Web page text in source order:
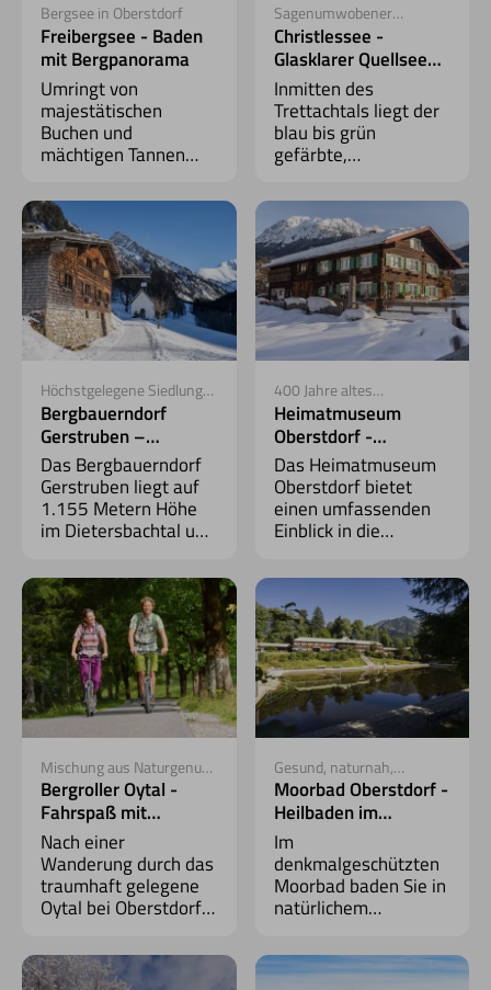
Bergsee in Oberstdorf
Freibergsee - Baden
mit Bergpanorama
Umringt von
majestätischen
Buchen und
mächtigen Tannen
direkt an der
Skiflugschanze
Oberstdorf.
Sagenumwobener
Gebirgssee
Christlessee -
Glasklarer Quellsee
im Trettachtal
Inmitten des
Trettachtals liegt der
blau bis grün
gefärbte,
sagenumwobene
Gebirgssee.
Höchstgelegene Siedlung
Deutschlands
Bergbauerndorf
Gerstruben –
Alpendorf aus frühen
Zeiten
Das Bergbauerndorf
Gerstruben liegt auf
1.155 Metern Höhe
im Dietersbachtal und
Denkmalschutz.
400 Jahre altes
Köcherlerhaus
Heimatmuseum
Oberstdorf -
Geschichte hautnah
erleben
Das Heimatmuseum
Oberstdorf bietet
einen umfassenden
Einblick in die
des Ortes.
Mischung aus Naturgenuss
und Abenteuer
Bergroller Oytal -
Fahrspaß mit
Panorama
Nach einer
Wanderung durch das
traumhaft gelegene
Oytal bei Oberstdorf
Bergroller zurück ins
Tal.
Gesund, naturnah,
Bergblick
Moorbad Oberstdorf -
Heilbaden im
Hochmoor
Im
denkmalgeschützten
Moorbad baden Sie in
natürlichem
gesund, naturnah und
mit Blick auf die